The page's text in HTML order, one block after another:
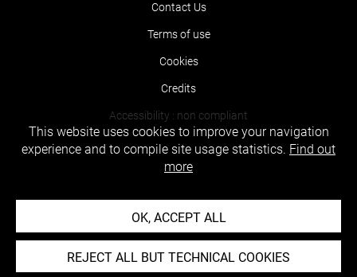
Contact Us
Terms of use
Cookies
Credits
Accessibility : non compliant
This website uses cookies to improve your navigation
experience and to compile site usage statistics. Find out
more
OK, ACCEPT ALL
REJECT ALL BUT TECHNICAL COOKIES